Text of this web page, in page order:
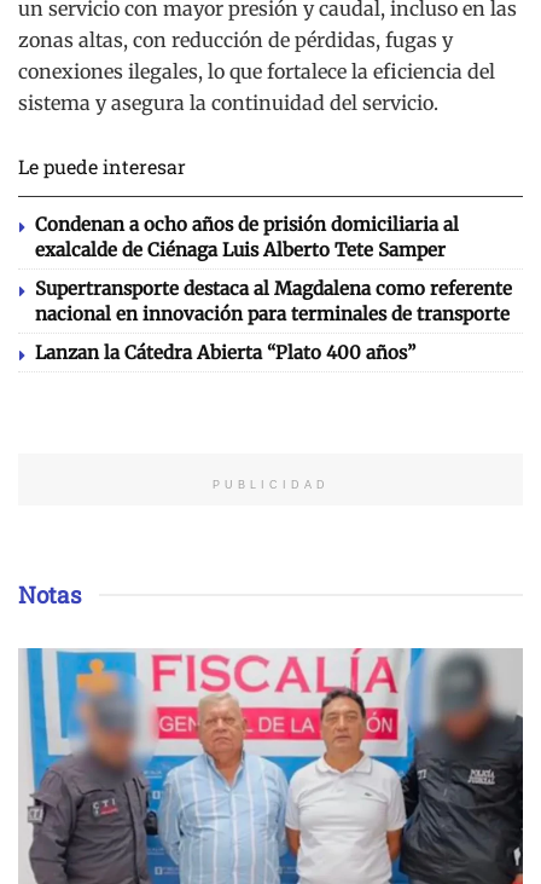
un servicio con mayor presión y caudal, incluso en las
zonas altas, con reducción de pérdidas, fugas y
conexiones ilegales, lo que fortalece la eficiencia del
sistema y asegura la continuidad del servicio.
Le puede interesar
Condenan a ocho años de prisión domiciliaria al
exalcalde de Ciénaga Luis Alberto Tete Samper
Supertransporte destaca al Magdalena como referente
nacional en innovación para terminales de transporte
Lanzan la Cátedra Abierta “Plato 400 años”
PUBLICIDAD
Notas